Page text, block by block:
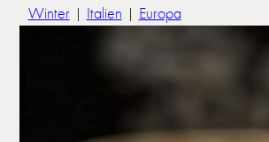
Winter| Italien | Europa